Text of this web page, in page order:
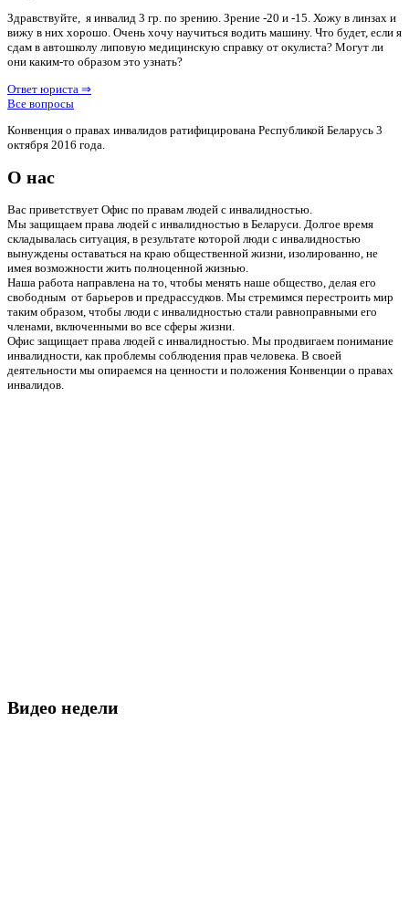
Здравствуйте, я инвалид 3 гр. по зрению. Зрение -20 и -15. Хожу в линзах и
вижу в них хорошо. Очень хочу научиться водить машину. Что будет, если я
сдам в автошколу липовую медицинскую справку от окулиста? Могут ли
они каким-то образом это узнать?
Ответ юриста ⇒
Все вопросы
Конвенция о правах инвалидов ратифицирована Республикой Беларусь 3
октября 2016 года.
О нас
Вас приветствует Офис по правам людей с инвалидностью.
Мы защищаем права людей с инвалидностью в Беларуси. Долгое время
складывалась ситуация, в результате которой люди с инвалидностью
вынуждены оставаться на краю общественной жизни, изолированно, не
имея возможности жить полноценной жизнью.
Наша работа направлена на то, чтобы менять наше общество, делая его
свободным от барьеров и предрассудков. Мы стремимся перестроить мир
таким образом, чтобы люди с инвалидностью стали равноправными его
членами, включенными во все сферы жизни.
Офис защищает права людей с инвалидностью. Мы продвигаем понимание
инвалидности, как проблемы соблюдения прав человека. В своей
деятельности мы опираемся на ценности и положения Конвенции о правах
инвалидов.
Видео недели